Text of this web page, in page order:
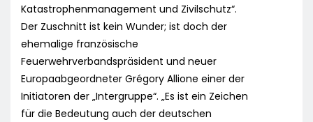
Katastrophenmanagement und Zivilschutz“.
Der Zuschnitt ist kein Wunder; ist doch der
ehemalige französische
Feuerwehrverbandspräsident und neuer
Europaabgeordneter Grégory Allione einer der
Initiatoren der „Intergruppe“. „Es ist ein Zeichen
für die Bedeutung auch der deutschen